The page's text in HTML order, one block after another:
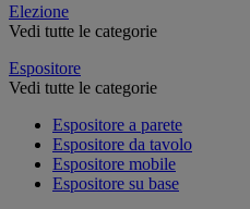
Elezione
Vedi tutte le categorie
Espositore
Vedi tutte le categorie
Espositore a parete
Espositore da tavolo
Espositore mobile
Espositore su base